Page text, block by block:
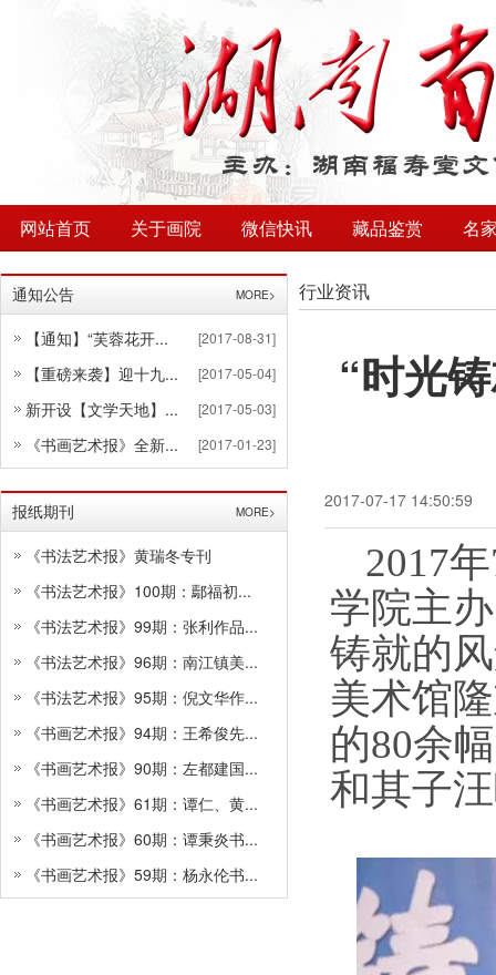
网站首页 关于画院 微信快讯 藏品鉴赏 名
通知公告 MORE>
【通知】“芙蓉花开... [2017-08-31]
【重磅来袭】迎十九... [2017-05-04]
新开设【文学天地】... [2017-05-03]
《书画艺术报》全新... [2017-01-23]
报纸期刊 MORE>
《书法艺术报》黄瑞冬专刊
《书法艺术报》100期：鄢福初...
《书法艺术报》99期：张利作品...
《书法艺术报》96期：南江镇美...
《书法艺术报》95期：倪文华作...
《书画艺术报》94期：王希俊先...
《书画艺术报》90期：左都建国...
《书画艺术报》61期：谭仁、黄...
《书画艺术报》60期：谭秉炎书...
《书画艺术报》59期：杨永伦书...
行业资讯
“时光
2017-07-17 14:50:59
2017
学院主
铸就的
美术馆
的80余
和其子